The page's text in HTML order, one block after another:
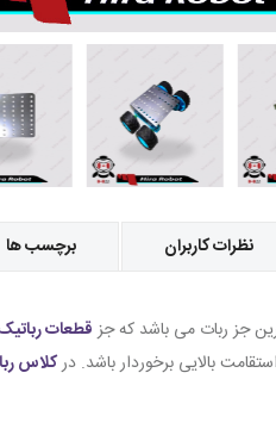
نظرات کاربران برچسب ها
جز ربات می باشد که جز قطعات
بالایی برخوردار باشد. درکلاس